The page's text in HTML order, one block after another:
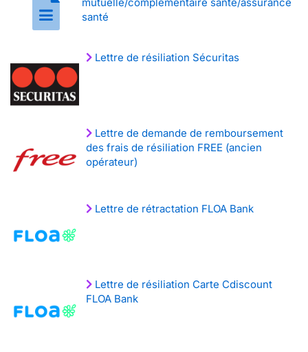
santé
Lettre de résiliation Sécuritas
Lettre de demande de remboursement
des frais de résiliation FREE (ancien
opérateur)
Lettre de rétractation FLOA Bank
Lettre de résiliation Carte Cdiscount
FLOA Bank